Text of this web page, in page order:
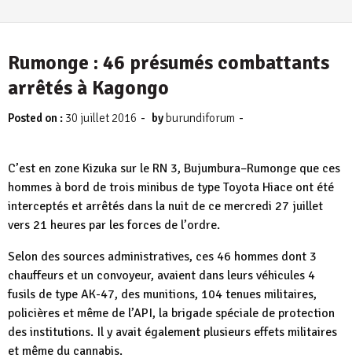
Rumonge : 46 présumés combattants
arrêtés à Kagongo
Posted on : 30 juillet 2016 - by burundiforum -
C’est en zone Kizuka sur le RN 3, Bujumbura–Rumonge que ces
hommes à bord de trois minibus de type Toyota Hiace ont été
interceptés et arrêtés dans la nuit de ce mercredi 27 juillet
vers 21 heures par les forces de l’ordre.
Selon des sources administratives, ces 46 hommes dont 3
chauffeurs et un convoyeur, avaient dans leurs véhicules 4
fusils de type AK-47, des munitions, 104 tenues militaires,
policières et même de l’API, la brigade spéciale de protection
des institutions. Il y avait également plusieurs effets militaires
et même du cannabis.